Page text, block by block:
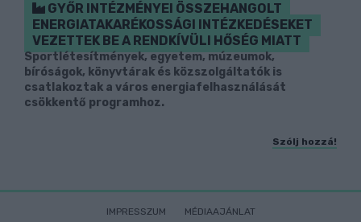
GYŐR INTÉZMÉNYEI ÖSSZEHANGOLT
ENERGIATAKARÉKOSSÁGI INTÉZKEDÉSEKET
VEZETTEK BE A RENDKÍVÜLI HŐSÉG MIATT
Sportlétesítmények, egyetem, múzeumok,
bíróságok, könyvtárak és közszolgáltatók is
csatlakoztak a város energiafelhasználását
csökkentő programhoz.
Szólj hozzá!
IMPRESSZUM
MÉDIAAJÁNLAT